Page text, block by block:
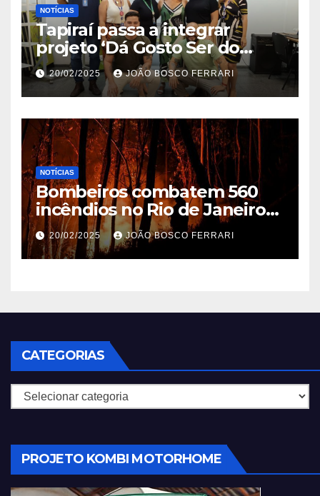
NOTÍCIAS
Tapiraí passa a integrar
projeto ‘Dá Gosto Ser do
Ribeira’ | ASN São Paulo
20/02/2025 JOÃO BOSCO FERRARI
NOTÍCIAS
Bombeiros combatem 560
incêndios no Rio de Janeiro
em 2025
20/02/2025 JOÃO BOSCO FERRARI
CATEGORIAS
Categorias
PROJETO KOMBI MOTORHOME